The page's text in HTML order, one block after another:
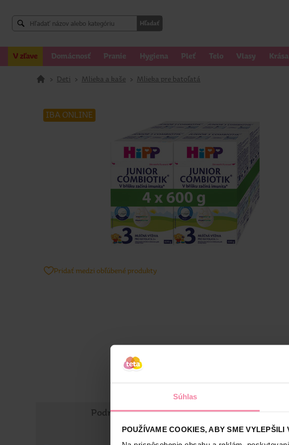
Súhlas
POUŽÍVAME COOKIES, ABY SME
Hľadať
V zľave Domácnosť Pranie Hygiena Pleť Telo Vlasy
> Deti > Mlieka a kaše > Mlieka pre batoľatá
IBA ONLINE
Pridať medzi obľúbené produkty
Podrobné informácie